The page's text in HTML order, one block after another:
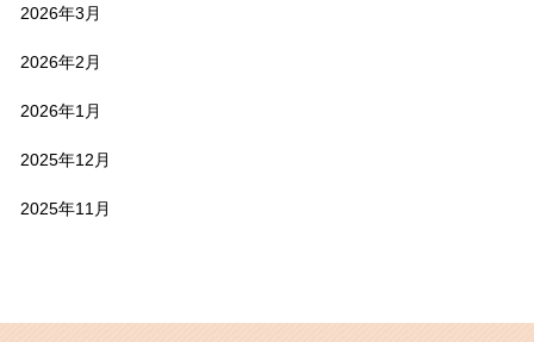
2026年3月
2026年2月
2026年1月
2025年12月
2025年11月